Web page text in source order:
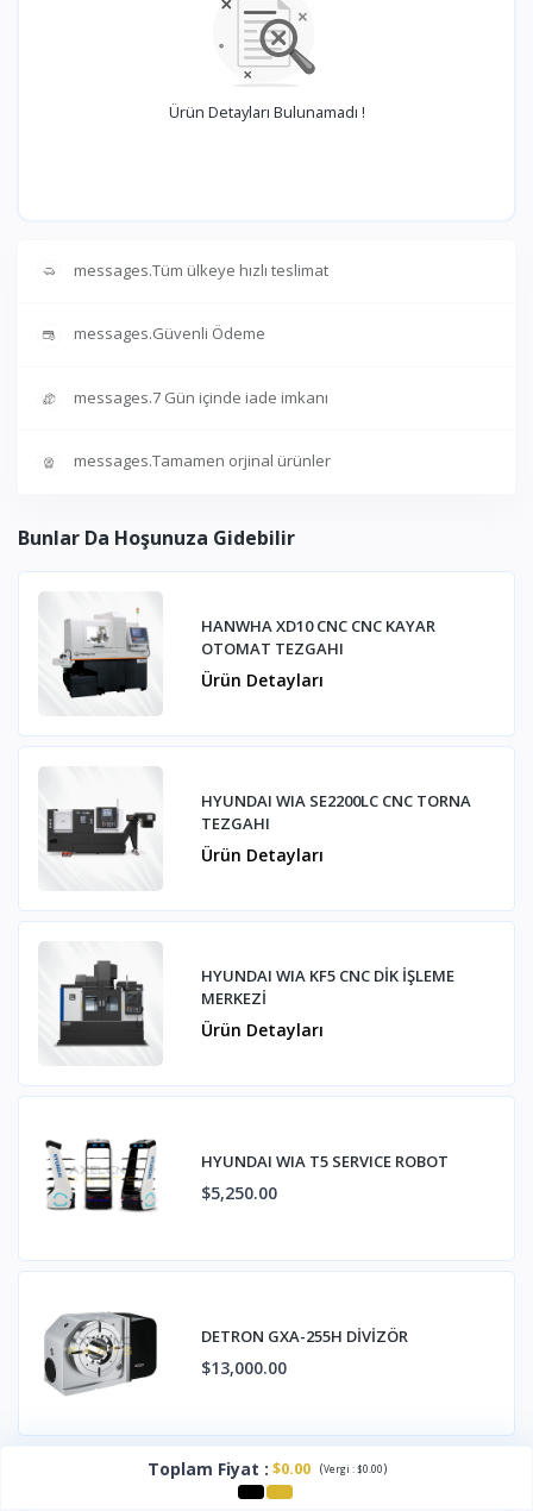
Ürün Detayları Bulunamadı !
messages.Tüm ülkeye hızlı teslimat
messages.Güvenli Ödeme
messages.7 Gün içinde iade imkanı
messages.Tamamen orjinal ürünler
Bunlar Da Hoşunuza Gidebilir
HANWHA XD10 CNC CNC KAYAR
OTOMAT TEZGAHI
Ürün Detayları
HYUNDAI WIA SE2200LC CNC TORNA
TEZGAHI
Ürün Detayları
HYUNDAI WIA KF5 CNC DİK İŞLEME
MERKEZİ
Ürün Detayları
HYUNDAI WIA T5 SERVICE ROBOT
$5,250.00
DETRON GXA-255H DİVİZÖR
$13,000.00
Toplam Fiyat : $0.00 (Vergi :$0.00)